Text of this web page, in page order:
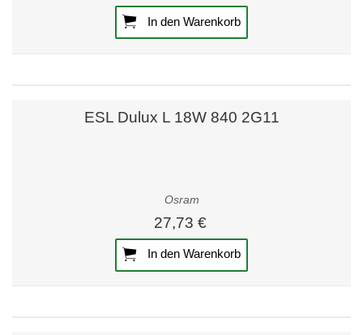
In den Warenkorb
ESL Dulux L 18W 840 2G11
Osram
27,73 €
In den Warenkorb